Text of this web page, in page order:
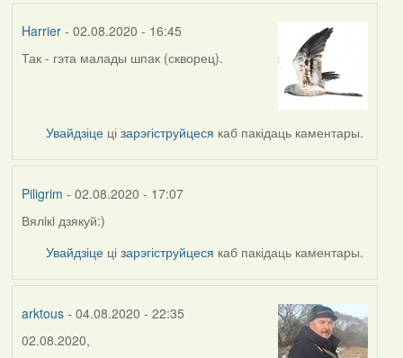
Harrier- 02.08.2020 - 16:45
In
Piligrim
Так - гэта малады шпак (скворец).
Увайдзіце цізарэгіструйцеся каб пакідаць каментары.
Piligrim - 02.08.2020 - 17:07
In
reply
by
Вялiкi дзякуй:)
Увайдзіце цізарэгіструйцеся каб пакідаць каментары.
arktous- 04.08.2020 - 22:35
02.08.2020,